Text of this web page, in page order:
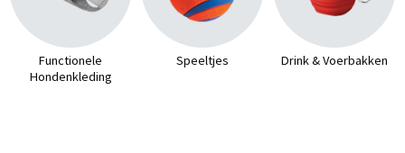
Functionele
Hondenkleding
Speeltjes Drink & Voerbakken